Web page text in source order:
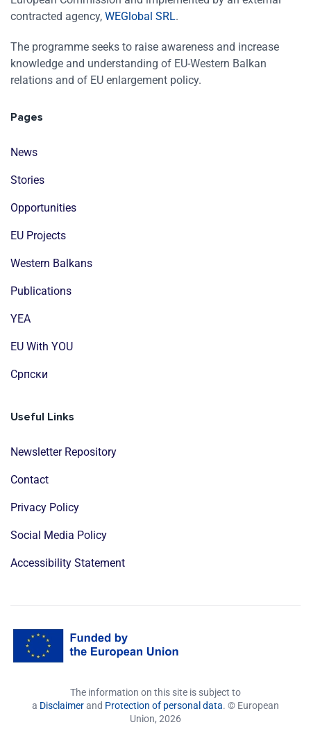
contracted agency, WEGlobal SRL.
The programme seeks to raise awareness and increase
knowledge and understanding of EU-Western Balkan
relations and of EU enlargement policy.
Pages
News
Stories
Opportunities
EU Projects
Western Balkans
Publications
YEA
EU With YOU
Cрпски
Useful Links
Newsletter Repository
Contact
Privacy Policy
Social Media Policy
Accessibility Statement
The information on this site is subject to
a Disclaimerand Protection of personal data. © European
Union, 2026